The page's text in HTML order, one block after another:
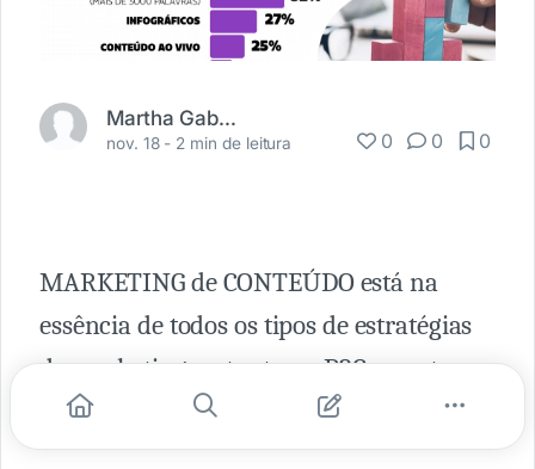
Martha Gabriel
nov. 18 - 2 min de leitura 0 0 0
MARKETING de CONTEÚDO está na
essência de todos os tipos de estratégias
de marketing — tanto no B2C quanto no
B2B.